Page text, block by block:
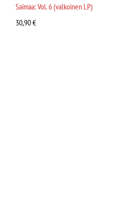
Saimaa: Vol. 6 (valkoinen LP)
30,90€